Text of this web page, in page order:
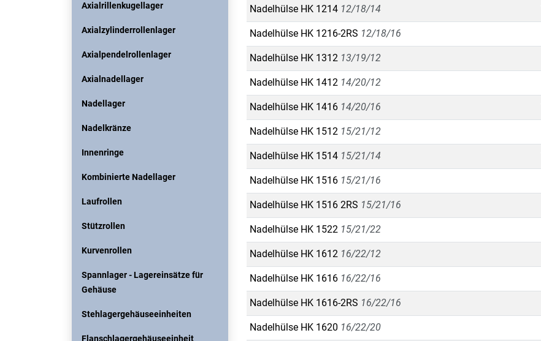
Axialrillenkugellager
Axialzylinderrollenlager
Axialpendelrollenlager
Axialnadellager
Nadellager
Nadelkränze
Innenringe
Kombinierte Nadellager
Laufrollen
Stützrollen
Kurvenrollen
Spannlager - Lagereinsätze für
Gehäuse
Stehlagergehäuseeinheiten
Flanschlagergehäuseeinheit
Nadelhülse HK 1214 12/18/14
Nadelhülse HK 1216-2RS 12/18/16
Nadelhülse HK 1312 13/19/12
Nadelhülse HK 1412 14/20/12
Nadelhülse HK 1416 14/20/16
Nadelhülse HK 1512 15/21/12
Nadelhülse HK 1514 15/21/14
Nadelhülse HK 1516 15/21/16
Nadelhülse HK 1516 2RS 15/21/16
Nadelhülse HK 1522 15/21/22
Nadelhülse HK 1612 16/22/12
Nadelhülse HK 1616 16/22/16
Nadelhülse HK 1616-2RS 16/22/16
Nadelhülse HK 1620 16/22/20